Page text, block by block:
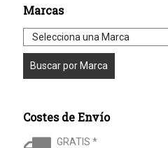
Marcas
Costes de Envío
GRATIS *